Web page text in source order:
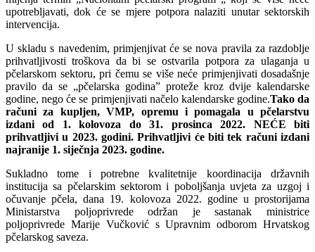
upotrebljavati, dok će se mjere potpora nalaziti unutar sektorskih
intervencija.
U skladu s navedenim, primjenjivat će se nova pravila za razdoblje
prihvatljivosti troškova da bi se ostvarila potpora za ulaganja u
pčelarskom sektoru, pri čemu se više neće primjenjivati dosadašnje
pravilo da se „pčelarska godina” proteže kroz dvije kalendarske
godine, nego će se primjenjivati načelo kalendarske godine.Tako da
računi za kupljen, VMP, opremu i pomagala u pčelarstvu
izdani od 1. kolovoza do 31. prosinca 2022. NEĆE biti
prihvatljivi u 2023. godini. Prihvatljivi će biti tek računi izdani
najranije 1. siječnja 2023. godine.
Sukladno tome i potrebne kvalitetnije koordinacija državnih
institucija sa pčelarskim sektorom i poboljšanja uvjeta za uzgoj i
očuvanje pčela, dana 19. kolovoza 2022. godine u prostorijama
Ministarstva poljoprivrede održan je sastanak ministrice
poljoprivrede Marije Vučković s Upravnim odborom Hrvatskog
pčelarskog saveza.